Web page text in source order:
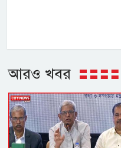
আরও খবর